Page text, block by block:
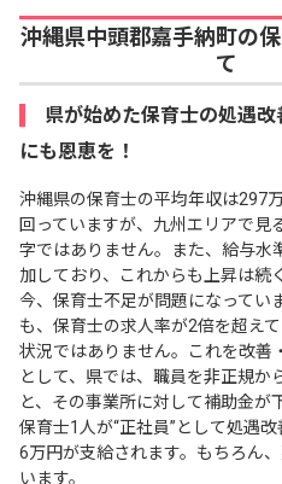
沖縄県中頭郡嘉手納町の
て
県が始めた保育士の処遇
にも恩恵を！
沖縄県の保育士の平均年収は297
回っていますが、九州エリアで見
字ではありません。また、給与水
加しており、これからも上昇は続
今、保育士不足が問題になってい
も、保育士の求人率が2倍を超え
状況ではありません。これを改善
として、県では、職員を非正規か
と、その事業所に対して補助金が
保育士1人が“正社員”として処遇
6万円が支給されます。もちろん
います。